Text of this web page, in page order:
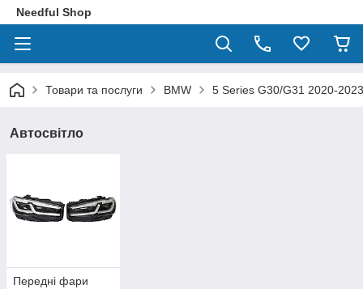
Needful Shop
Товари та послуги BMW 5 Series G30/G31 2020-
Автосвітло
Передні фари